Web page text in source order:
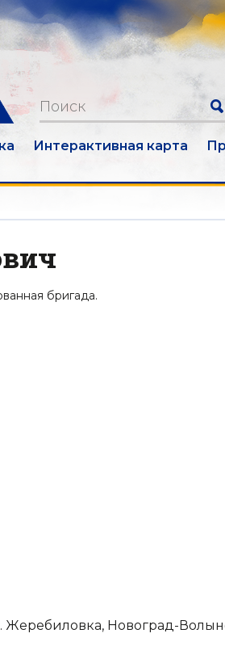
Интерактивная карта
бригада.
Жеребиловка, Новоград-